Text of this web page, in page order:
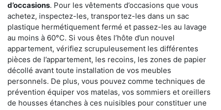
d’occasions. Pour les vêtements d’occasions que vous
achetez, inspectez-les, transportez-les dans un sac
plastique hermétiquement fermé et passez-les au lavage
au moins à 60°C. Si vous êtes l’hôte d’un nouvel
appartement, vérifiez scrupuleusement les différentes
pièces de l’appartement, les recoins, les zones de papier
décollé avant toute installation de vos meubles
personnels. De plus, vous pouvez comme techniques de
prévention équiper vos matelas, vos sommiers et oreillers
de housses étanches à ces nuisibles pour constituer une